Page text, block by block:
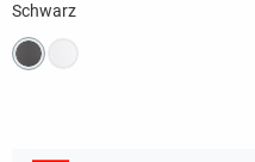
Schwarz